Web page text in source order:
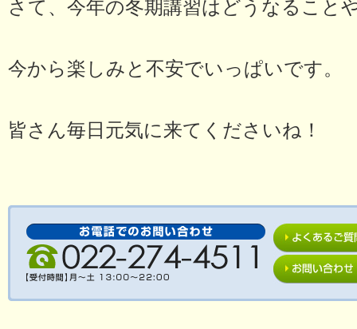
さて、今年の冬期講習はどうなること
今から楽しみと不安でいっぱいです。
皆さん毎日元気に来てくださいね！